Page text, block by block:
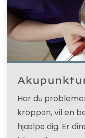
Har du
kroppen, vil en
hjælpe dig. Er